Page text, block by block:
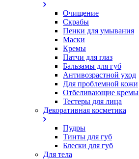
Очищение
Скрабы
Пенки для умывания
Маски
Кремы
Патчи для глаз
Бальзамы для губ
Антивозрастной уход
Для проблемной кожи
Oтбеливающие кремы
Тестеры для лица
Декоративная косметика
Пудры
Тинты для губ
Блески для губ
Для тела